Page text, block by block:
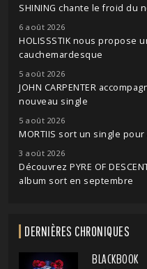
SHINING chante le froid du
6 août 2026
HOLISSSTIK nous propose
cauchemardesque
5 août 2026
JOHN CARPENTER
nouveau single
5 août 2026
MORTIIS sort un single
3 août 2026
Découvrez PYRE OF
album sort en septembre
DERNIÈRES CHRONIQUES
BLACKBOOK